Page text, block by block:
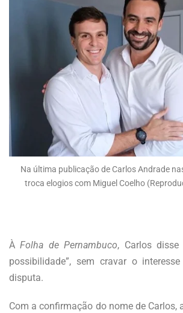
Na última publicação de Carlos Andrade
troca elogios com Miguel Coelho
ÀFolha de Pernambuco, Carlos
possibilidade”, sem cravar o
disputa.
Com a confirmação do nome de Carlos,